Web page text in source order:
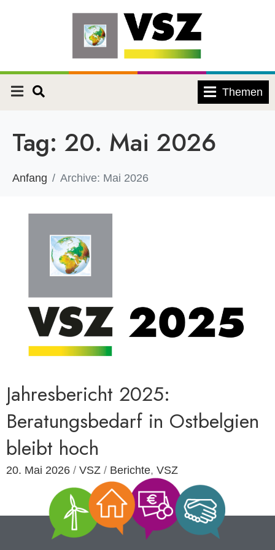
Themen
Tag: 20. Mai 2026
Anfang Archive: Mai 2026
Jahresbericht 2025:
Beratungsbedarf in Ostbelgien
bleibt hoch
20. Mai 2026 / VSZ / Berichte, VSZ